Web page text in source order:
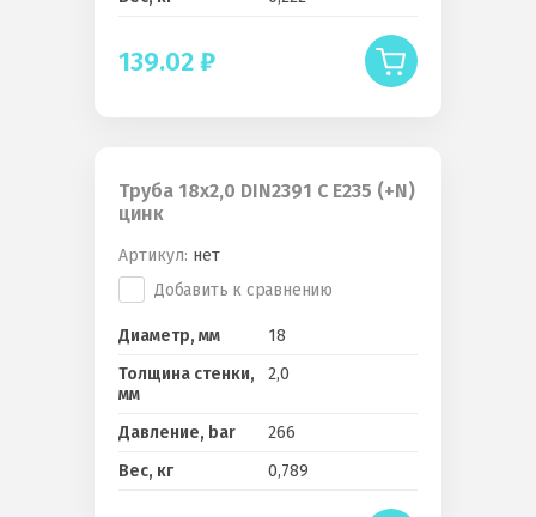
139.02₽
Труба 18x2,0 DIN2391 C E235 (+N)
цинк
Артикул: нет
Добавить к сравнению
Диаметр, мм
18
Толщина стенки,
мм
2,0
Давление, bar
266
Вес, кг
0,789